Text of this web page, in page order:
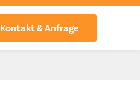
Kontakt & Anfrage